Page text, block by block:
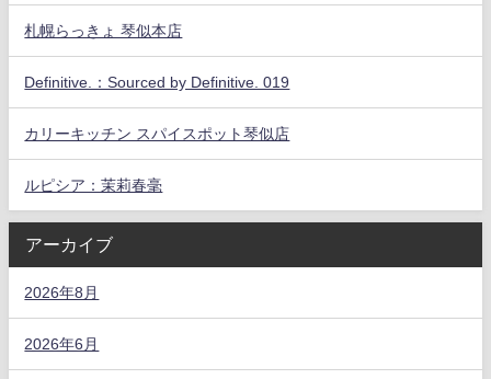
札幌らっきょ 琴似本店
Definitive.：Sourced by Definitive. 019
カリーキッチン スパイスポット琴似店
ルピシア：茉莉春毫
アーカイブ
2026年8月
2026年6月